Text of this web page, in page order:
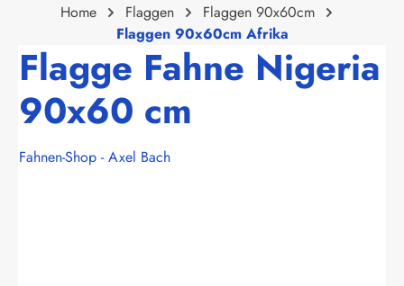
Home Flaggen
Flaggen 90x60cm
Flaggen 90x60cm Afrika
Flagge Fahne Nigeria
90x60 cm
Fahnen-Shop - Axel Bach